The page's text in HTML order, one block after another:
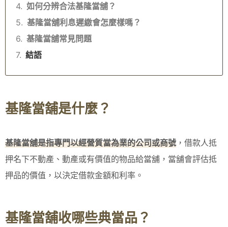
如何分辨合法基隆當舖？
基隆當舖利息遲繳會怎麼樣嗎？
基隆當舖常見問題
結語
基隆當舖是什麼？
基隆當舖是指專門以經營質當為業的公司或商號 ，借款人抵
押名下不動產、動產或有價值的物品給當舖，當舖會評估抵
押品的價值，以決定借款金額和利率。
基隆當舖收哪些典當品？